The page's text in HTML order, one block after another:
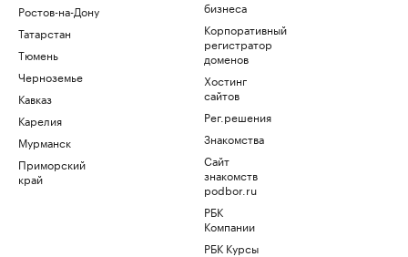
Ростов-на-Дону
Татарстан
Тюмень
Черноземье
Кавказ
Карелия
Мурманск
Приморский
край
бизнеса
Корпоративный
регистратор
доменов
Хостинг
сайтов
Рег.решения
Знакомства
Сайт
знакомств
podbor.ru
РБК
Компании
РБК Курсы